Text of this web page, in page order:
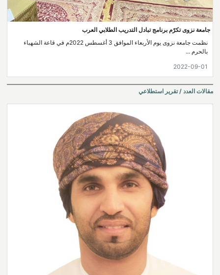
جامعة نزوى تكرّم برنامج تبادل التدريب الطلابي العرب
نظمت جامعة نزوى يوم الأربعاء الموافق 3 أغسطس 2022م في قاعة الشهباء
بالحرم ...
2022-09-01
مقالات العدد / تقرير استطلاعي